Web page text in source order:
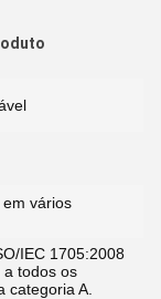
vários
IEC 1705:2008
a todos os
categoria A.